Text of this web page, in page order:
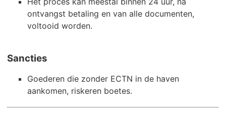
ontvangst betaling en van alle documenten,
voltooid worden.
Sancties
Goederen die zonder ECTN in de haven
aankomen, riskeren boetes.